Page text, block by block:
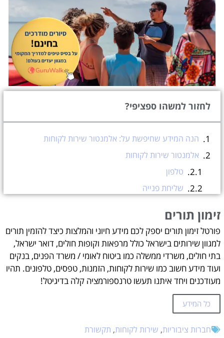
לחזור למשהו ספציפי?
הנה המידע שחיפשת על: אלמנטור שירות לקוחות
אלמנטור שירות לקוחות
טלפון
שליחת פנייה
כל מה שצריך לדעת על אלמנטור
האם לאלמנטור יש שירות לקוחות טוב? איך אפשר לומר להם שיש לי בעיה / תקלה באתר?
היתרונות של אלמנטור ומדוע היא כל כך מומלצת לבניית אתרים
אלמנטור מומלצת לבניית אתרים מסיבות רבות, כולל:
להלן כמה מהיתרונות הספציפיים של אלמנטור:
זימון תורים
זימון תורים
פורטל זימון תורים יספק לכם מידע חיוני והמלצות כיצד להזמין תורים
למגוון שירותים בישראל כולל מרפאות וקופות חולים, דואר ישראל,
בתי חולים, משרדי ממשלה כמו ביטוח לאומי / משרד הפנים, בנקים
ועוד מידע חשוב כמו שירות לקוחות, הזמנות, טפסים, טלפונים. תהיו
מעודכנים ויחד איתנו תעשו טרנספורמציה קלה בדיגיטל!
כל המידע
חברות ציבוריות, שירות לקוחות, תקשורת